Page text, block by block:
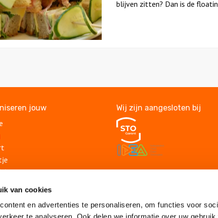
van cookies
en advertenties te personaliseren, om functies voor
blijven zitten? Dan is de
jouw Wij zijn aangesloten bij
Privacy statement
Vacatures